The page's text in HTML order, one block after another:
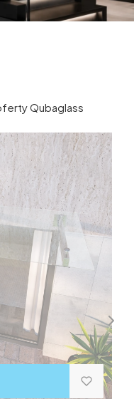
Qubaglass